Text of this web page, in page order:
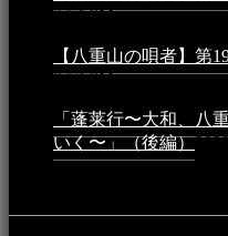
3:54 PM
【八重山の唄者】
9:52 PM
「蓬莱行〜大和、八
いく〜」（後編）